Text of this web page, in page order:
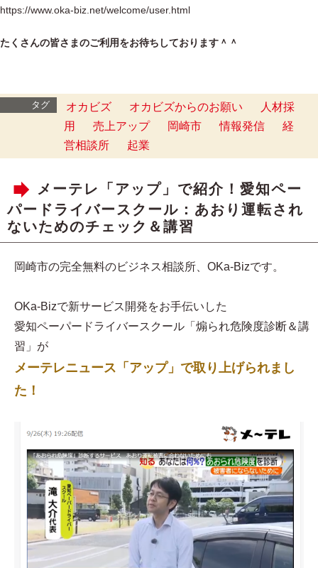
https://www.oka-biz.net/welcome/user.html
たくさんの皆さまのご利用をお待ちしております＾＾
タグ オカビズ オカビズからのお願い
人材採
用
売上アップ 岡崎市 情報発信
経
営相談所
起業
メーテレ「アップ」で紹介！愛知ペー
パードライバースクール：あおり運転され
ないためのチェック＆講習
岡崎市の完全無料のビジネス相談所、OKa-Bizです。
OKa-Bizで新サービス開発をお手伝いした
愛知ペーパードライバースクール「煽られ危険度診断＆講
習」が
メーテレニュース「アップ」で取り上げられまし
た！